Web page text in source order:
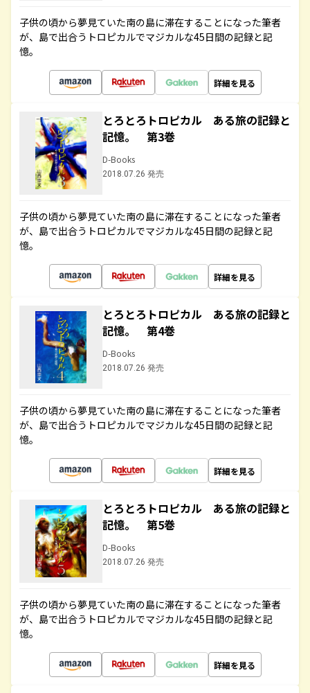
子供の頃から夢見ていた南の島に滞在することになった筆者
が、島で出合うトロピカルでマジカルな45日間の記録と記
憶。
詳細を見る
とろとろトロピカル ある旅の記録と
記憶。 第3巻
D-Books
2018.07.26 発売
子供の頃から夢見ていた南の島に滞在することになった筆者
が、島で出合うトロピカルでマジカルな45日間の記録と記
憶。
詳細を見る
とろとろトロピカル ある旅の記録と
記憶。 第4巻
D-Books
2018.07.26 発売
子供の頃から夢見ていた南の島に滞在することになった筆者
が、島で出合うトロピカルでマジカルな45日間の記録と記
憶。
詳細を見る
とろとろトロピカル ある旅の記録と
記憶。 第5巻
D-Books
2018.07.26 発売
子供の頃から夢見ていた南の島に滞在することになった筆者
が、島で出合うトロピカルでマジカルな45日間の記録と記
憶。
詳細を見る